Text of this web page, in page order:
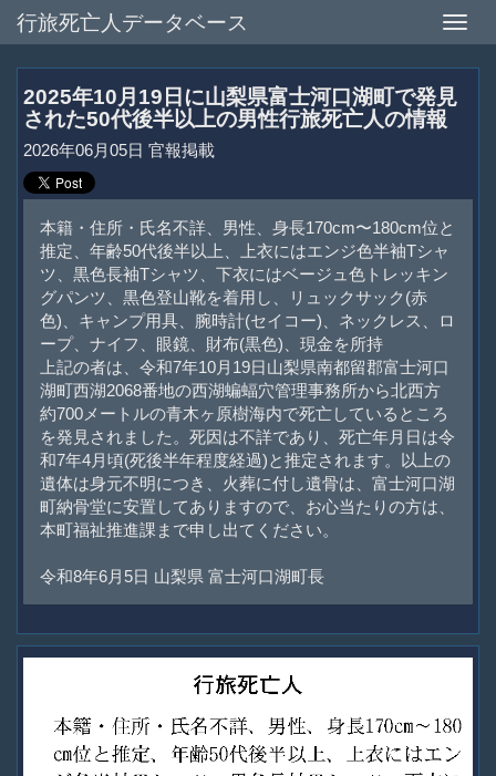
Toggle
行旅死亡人データベース
2025年10月19日に山梨県富士河口湖町で発見
された50代後半以上の男性行旅死亡人の情報
2026年06月05日 官報掲載
本籍・住所・氏名不詳、男性、身長170cm〜180cm位と
推定、年齢50代後半以上、上衣にはエンジ色半袖Tシャ
ツ、黒色長袖Tシャツ、下衣にはベージュ色トレッキン
グパンツ、黒色登山靴を着用し、リュックサック(赤
色)、キャンプ用具、腕時計(セイコー)、ネックレス、ロ
ープ、ナイフ、眼鏡、財布(黒色)、現金を所持
上記の者は、令和7年10月19日山梨県南都留郡富士河口
湖町西湖2068番地の西湖蝙蝠穴管理事務所から北西方
約700メートルの青木ヶ原樹海内で死亡しているところ
を発見されました。死因は不詳であり、死亡年月日は令
和7年4月頃(死後半年程度経過)と推定されます。以上の
遺体は身元不明につき、火葬に付し遺骨は、富士河口湖
町納骨堂に安置してありますので、お心当たりの方は、
本町福祉推進課まで申し出てください。
令和8年6月5日 山梨県 富士河口湖町長